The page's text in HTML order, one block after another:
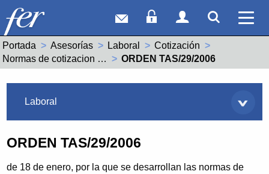
Correo webAcceso Socios
Acceso
Portada Asesorías Laboral
Cotización
Normas de cotizacion anteriores
Actual:
ORDEN TAS/29/2006
Laboral
ORDEN TAS/29/2006
de 18 de enero, por la que se desarrollan las normas de